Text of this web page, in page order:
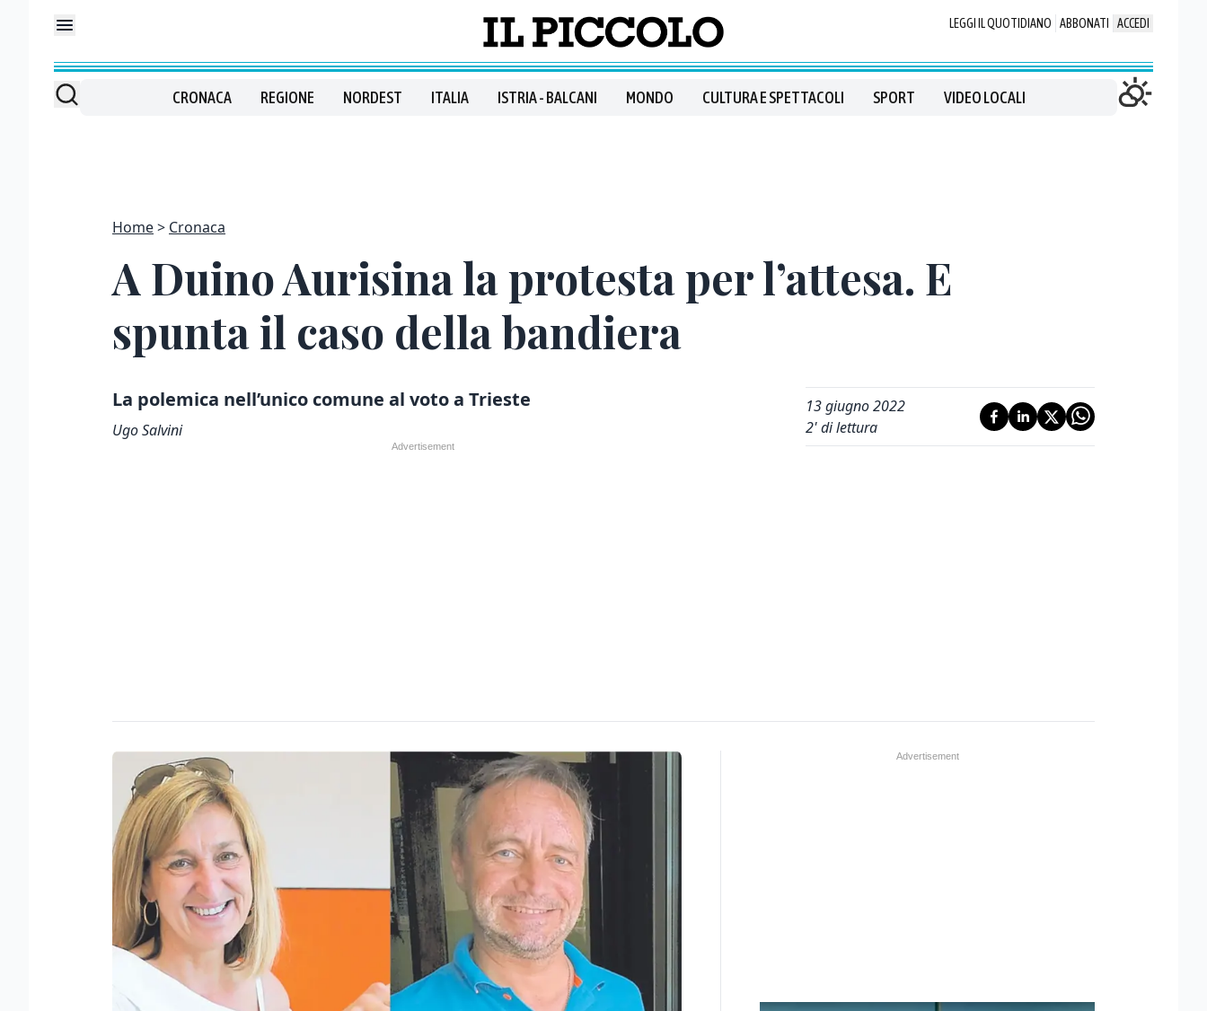
LEGGI IL QUOTIDIANO ABBONATI ACCEDI
CRONACA REGIONE NORDEST ITALIA ISTRIA - BALCANI MONDO CULTURA E SPETTACOLI SPORT VIDEO LOCALI
Home Cronaca
A Duino Aurisina la protesta per l’attesa. E
spunta il caso della bandiera
La polemica nell’unico comune al voto a Trieste
Ugo Salvini
13 giugno 2022
2' di lettura